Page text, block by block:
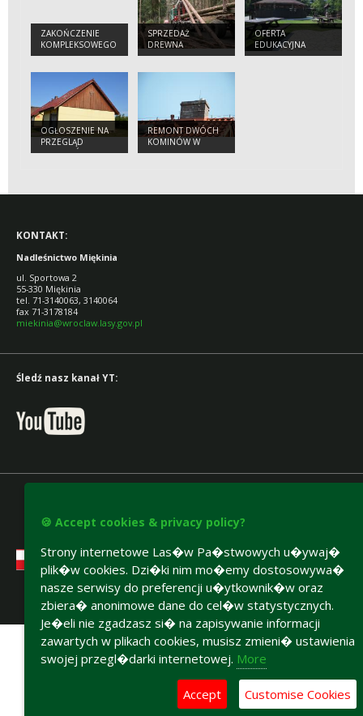
ZAKOŃCZENIE
KOMPLEKSOWEGO
PROJEKTU
GATUNKÓW I
SIEDLISK
PRZYRODNICZYCH
NA OBSZARACH
ZARZĄDZANYCH
PRZEZ PGL LASY
PAŃSTWOWE
SPRZEDAŻ
DREWNA
OFERTA
EDUKACYJNA
OGŁOSZENIE NA
PRZEGLĄD
BUDYNKÓW
REMONT DWÓCH
KOMINÓW W
BUDYNKACH
KONTAKT:
Nadleśnictwo Miękinia
ul. Sportowa 2
55-330 Miękinia
tel. 71-3140063, 3140064
fax 71-3178184
miekinia@wroclaw.lasy.gov.pl
Śledź nasz kanał YT:
Accesibility declaration
🍪 Accept cookies & privacy policy?
Strony internetowe Las�w Pa�stwowych u�ywaj�
plik�w cookies. Dzi�ki nim mo�emy dostosowywa�
nasze serwisy do preferencji u�ytkownik�w oraz
zbiera� anonimowe dane do cel�w statystycznych.
Je�eli nie zgadzasz si� na zapisywanie informacji
zawartych w plikach cookies, musisz zmieni� ustawienia
swojej przegl�darki internetowej. More
Accept Customise Cookies